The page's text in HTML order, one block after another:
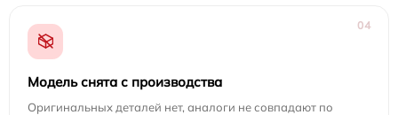
04
Модель снята с производства
Оригинальных деталей нет, аналоги не совпадают по